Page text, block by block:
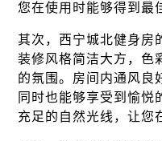
您在使用时能够得到最
其次，西宁城北健身房
装修风格简洁大方，色
的氛围。房间内通风良
同时也能够享受到愉悦
充足的自然光线，让您